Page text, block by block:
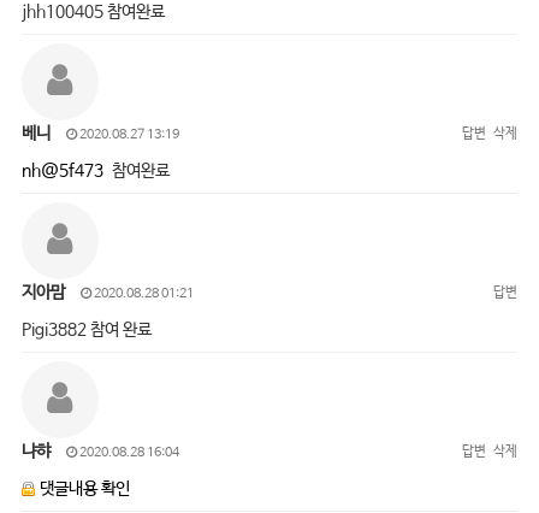
jhh100405 참여완료
베니 2020.08.27 13:19 답변 삭제
nh@5f473참여완료
지아맘 2020.08.28 01:21 답변
Pigi3882 참여 완료
냐햐 2020.08.28 16:04 답변 삭제
댓글내용 확인